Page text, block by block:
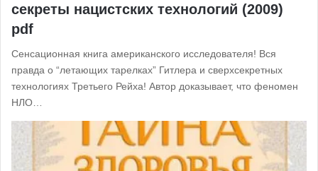
секреты нацистских технологий (2009)
pdf
Сенсационная книга американского исследователя! Вся
правда о “летающих тарелках” Гитлера и сверхсекретных
технологиях Третьего Рейха! Автор доказывает, что феномен
НЛО…